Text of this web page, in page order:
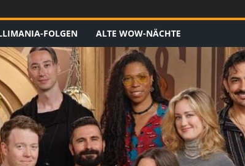
FOLGEN ALTE WOW-NÄCHTE